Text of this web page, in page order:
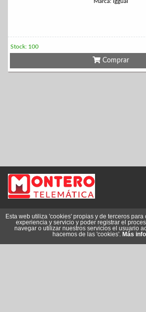
Stock: 100
Comprar
Esta web utiliza 'cookies' propias y de terceros
experiencia y servicio y poder registrar el
navegar o utilizar nuestros servicios el usuario
hacemos de las 'cookies'. Más